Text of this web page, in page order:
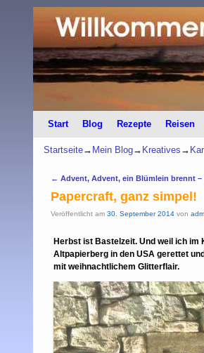
Zum Inhalt wechseln
Zum sekundären Inhalt wechseln
Start Blog Rezepte Reisen
Startseite→ Mein Blog→ Kreatives →
Artikelnavigation
← Advent, Advent, ein Blümlein brennt
Papercraft, ganz simpel!
Veröffentlicht am 30. September 2014 von
Herbst ist Bastelzeit. Und weil ich im
Altpapierberg in den USA gerettet
mit weihnachtlichem Glitterflair.